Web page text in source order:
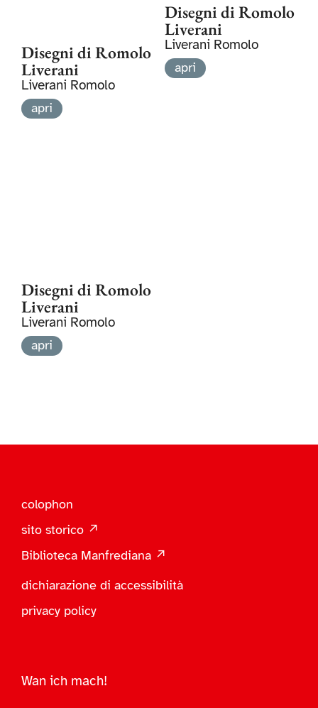
Disegni di Romolo
Liverani
Liverani Romolo
apri
Disegni di Romolo
Liverani
Liverani Romolo
apri
Disegni di Romolo
Liverani
Liverani Romolo
apri
colophon
sito storico ↗
Biblioteca Manfrediana ↗
dichiarazione di accessibilità
privacy policy
Wan ich mach!